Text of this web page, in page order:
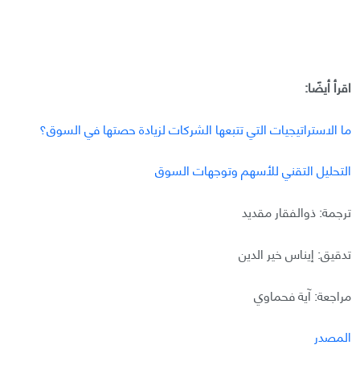
اقرأ أيضًا:
ما الاستراتيجيات التي تتبعها الشركات لزيادة حصتها في السوق؟
التحليل التقني للأسهم وتوجهات السوق
ترجمة: ذوالفقار مقديد
تدقيق: إيناس خير الدين
مراجعة: آية فحماوي
المصدر